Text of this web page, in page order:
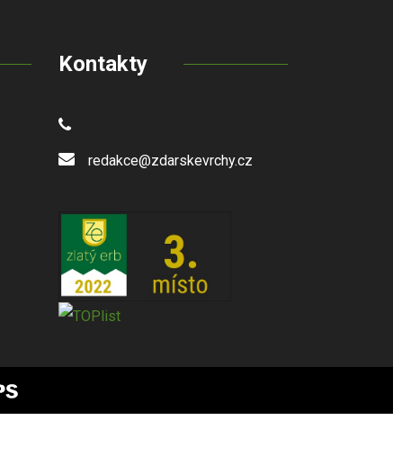
Kontakty
redakce@zdarskevrchy.cz